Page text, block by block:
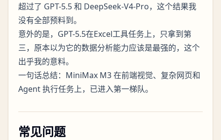
超过了 GPT-5.5 和 DeepSeek-V4-Pro，这个结果我
没有全部预料到。
意外的是，GPT-5.5在Excel工具任务上，只拿到第
三，原本以为它的数据分析能力应该是最强的，这个
出乎我的意料。
一句话总结：MiniMax M3 在前端视觉、复杂网页和
Agent 执行任务上，已进入第一梯队。
常见问题